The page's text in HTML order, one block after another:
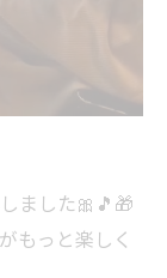
ました🎀🎵🎁
もっと楽しく